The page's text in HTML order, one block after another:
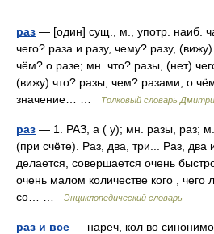
раз — [один] сущ., м., употр. наиб.
чего? раза и разу, чему? разу,
чём? о разе; мн. что? разы, (нет)
(вижу) что? разы, чем? разами, о
значение… …
Толковый словарь
раз — 1. РАЗ, а ( у); мн. разы, раз;
(при счёте). Раз, два, три... Раз, два
делается, совершается очень
очень малом количестве кого ,
со… …
Энциклопедический словарь
раз и все — нареч, кол во